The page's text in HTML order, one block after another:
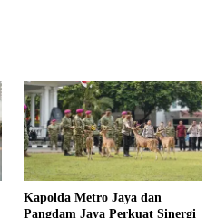
Kapolda Metro Jaya dan
Pangdam Jaya Perkuat Sinergi